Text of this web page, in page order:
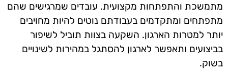
מתמשכת והתפתחות מקצועית. עובדים שמרגישים שהם
מתפתחים ומתקדמים בעבודתם נוטים להיות מחויבים
יותר למטרות הארגון. השקעה בצוות תוביל לשיפור
בביצועים ותאפשר לארגון להסתגל במהירות לשינויים
בשוק.